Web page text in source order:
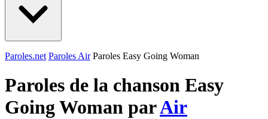
Paroles.net Paroles Air Paroles Easy Going Woman
Paroles de la chanson Easy
Going Woman parAir